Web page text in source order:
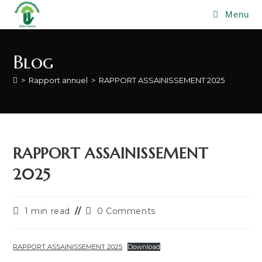
Skip
Menu
Blog
> Rapport annuel > RAPPORT ASSAINISSEMENT 2025
RAPPORT ASSAINISSEMENT
2025
Reading
1 min read
Post0 Comments
RAPPORT ASSAINISSEMENT 2025 Download